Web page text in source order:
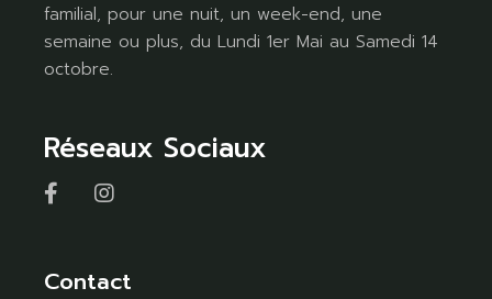
familial, pour une nuit, un week-end, une
semaine ou plus, du Lundi 1er Mai au Samedi 14
octobre.
Réseaux Sociaux
Contact